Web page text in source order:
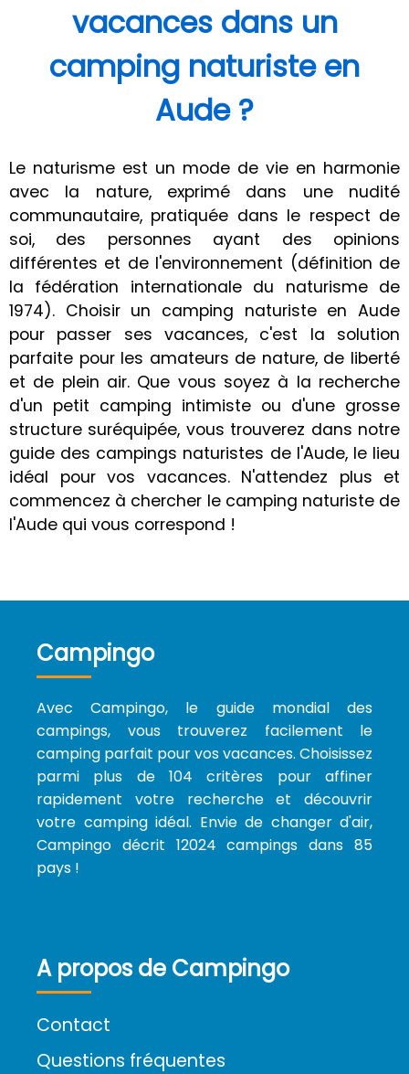
vacances dans un
camping naturiste en
Aude ?
Le naturisme est un mode de vie en harmonie
avec la nature, exprimé dans une nudité
communautaire, pratiquée dans le respect de
soi, des personnes ayant des opinions
différentes et de l'environnement (définition de
la fédération internationale du naturisme de
1974). Choisir un camping naturiste en Aude
pour passer ses vacances, c'est la solution
parfaite pour les amateurs de nature, de liberté
et de plein air. Que vous soyez à la recherche
d'un petit camping intimiste ou d'une grosse
structure suréquipée, vous trouverez dans notre
guide des campings naturistes de l'Aude, le lieu
idéal pour vos vacances. N'attendez plus et
commencez à chercher le camping naturiste de
l'Aude qui vous correspond !
Campingo
Avec Campingo, le guide mondial des
campings, vous trouverez facilement le
camping parfait pour vos vacances. Choisissez
parmi plus de 104 critères pour affiner
rapidement votre recherche et découvrir
votre camping idéal. Envie de changer d'air,
Campingo décrit 12024 campings dans 85
pays !
A propos de Campingo
Contact
Questions fréquentes